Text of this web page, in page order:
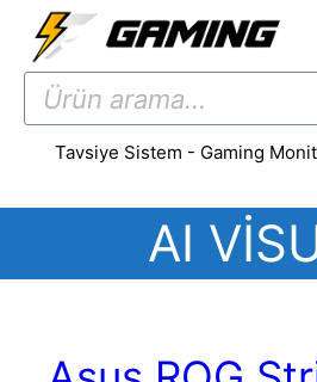
İçeriğe
Products
search
Tavsiye Sistem - Gaming
AI